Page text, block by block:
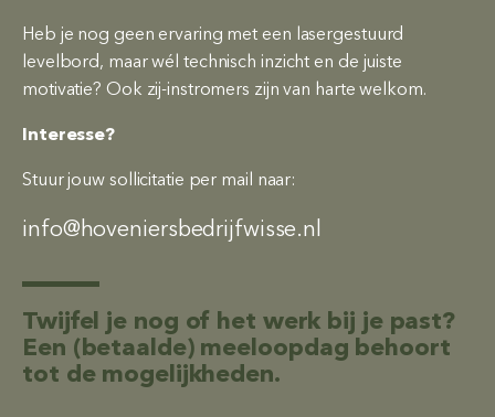
Heb je nog geen ervaring met een lasergestuurd
levelbord, maar wél technisch inzicht en de juiste
motivatie? Ook zij-instromers zijn van harte welkom.
Interesse?
Stuur jouw sollicitatie per mail naar:
info@hoveniersbedrijfwisse.nl
Twijfel je nog of het werk bij je past?
Een (betaalde) meeloopdag behoort
tot de mogelijkheden.